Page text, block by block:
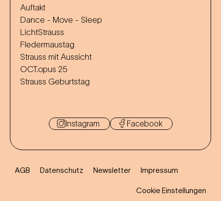
Auftakt
Dance - Move - Sleep
LichtStrauss
Fledermaustag
Strauss mit Aussicht
OCT.opus 25
Strauss Geburtstag
Instagram Facebook
AGB Datenschutz Newsletter Impressum
Cookie Einstellungen